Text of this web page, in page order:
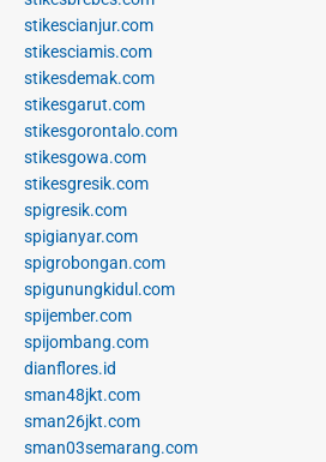
stikescianjur.com
stikesciamis.com
stikesdemak.com
stikesgarut.com
stikesgorontalo.com
stikesgowa.com
stikesgresik.com
spigresik.com
spigianyar.com
spigrobongan.com
spigunungkidul.com
spijember.com
spijombang.com
dianflores.id
sman48jkt.com
sman26jkt.com
sman03semarang.com